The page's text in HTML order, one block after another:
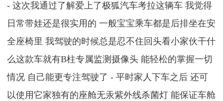
- 这次我通过了解爱上了极狐汽车考拉这辆车 我觉得
日常带娃还是很实用的 一般宝宝乘车都是后排坐在安
全座椅里 我驾驶的时候总是忍不住回头看小家伙干什
么这款车就有B柱专属监测摄像头 能轻松的掌握一切
情况 自己能更专注驾驶了 - 平时家人下车之后 还可
以使用它家独有的座舱无汞紫外线杀菌灯 能保证车舱